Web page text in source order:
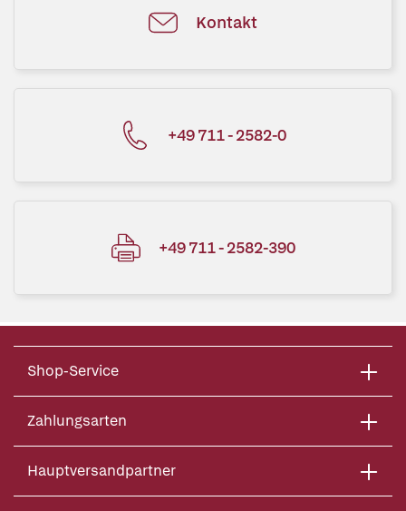
Kontakt
+49 711 - 2582-0
+49 711 - 2582-390
Shop-Service
Zahlungsarten
Hauptversandpartner